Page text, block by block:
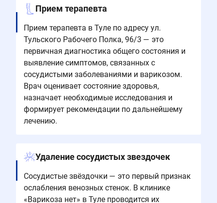
Прием терапевта
Прием терапевта в Туле по адресу ул.
Тульского Рабочего Полка, 96/3 — это
первичная диагностика общего состояния и
выявление симптомов, связанных с
сосудистыми заболеваниями и варикозом.
Врач оценивает состояние здоровья,
назначает необходимые исследования и
формирует рекомендации по дальнейшему
лечению.
Удаление сосудистых звездочек
Сосудистые звёздочки — это первый признак
ослабления венозных стенок. В клинике
«Варикоза нет» в Туле проводится их